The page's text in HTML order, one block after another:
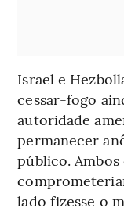
Israel e
cessar-fogo
autoridade
permanecer
público. Ambos
lado fizesse o